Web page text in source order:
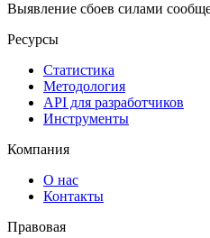
Выявление сбоев силами
Ресурсы
Статистика
Методология
API для разработчиков
Инструменты
Компания
О нас
Контакты
Правовая